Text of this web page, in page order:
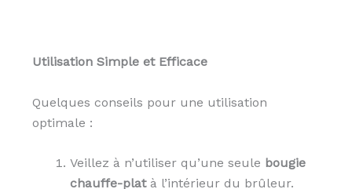
Utilisation Simple et Efficace
Quelques conseils pour une utilisation
optimale :
Veillez à n’utiliser qu’une seule bougie
chauffe-platà l’intérieur du brûleur.